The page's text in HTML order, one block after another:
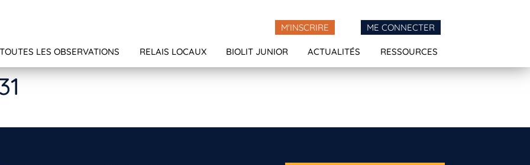
M'INSCRIRE ME CONNECTER
TOUTES LES OBSERVATIONS RELAIS LOCAUX BIOLIT JUNIOR ACTUALITÉS RESSOURCES